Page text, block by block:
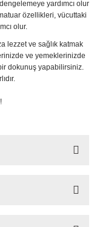
yardımcı olur
özellikleri, vücuttaki
olur.
lezzet ve sağlık katmak
ve yemeklerinizde
dokunuş yapabilirsiniz.